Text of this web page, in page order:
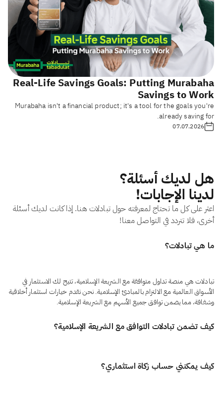
Real-Life Savings Goals: Putting Murabaha
Savings to Work
Murabaha isn't a financial product; it's a tool for the goals you're
already saving for.
07.07.2026
هل لديك أسئلة؟
لدينا الإجابات!
اعثر على كل ما تحتاج لمعرفته حول تبادلات هنا. إذا كانت لديك أسئلة
أخرى، فلا تتردد في التواصل معنا!
ما هي تبادلات؟
تبادلات هي منصة تداول متوافقة مع الشريعة الإسلامية، تتيح لك الاستثمار في
الأسواق العالمية مع الالتزام بالمبادئ الإسلامية. نحن نقدم خيارات استثمار أخلاقية
وشفافة، مما يضمن توافق جميع الأسهم مع الشريعة الإسلامية.
كيف تضمن تبادلات التوافق مع الشريعة الإسلامية؟
نحن نلتزم بمعايير AAOIFI: المعيار العالمي في التمويل الإسلامي. هذا يضمن أن
كل صفقة على منصتنا تظل حلال تمامًا.
كيف يمكنني حساب زكاة استثماري؟